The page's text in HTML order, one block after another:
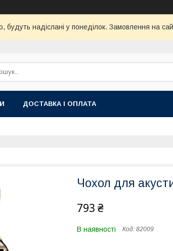
будуть надіслані у понеділок. Замовлення на
ДОСТАВКА І ОПЛАТА
Чохол для
793 ₴
В наявності Код: 82009